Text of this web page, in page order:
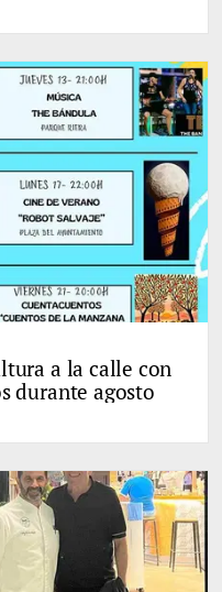
a la calle con
durante agosto